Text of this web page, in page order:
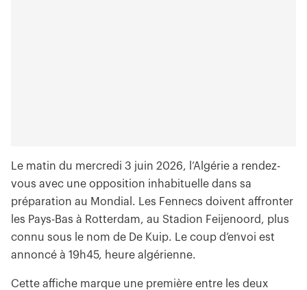
Le matin du mercredi 3 juin 2026, l’Algérie a rendez-
vous avec une opposition inhabituelle dans sa
préparation au Mondial. Les Fennecs doivent affronter
les Pays-Bas à Rotterdam, au Stadion Feijenoord, plus
connu sous le nom de De Kuip. Le coup d’envoi est
annoncé à 19h45, heure algérienne.
Cette affiche marque une première entre les deux